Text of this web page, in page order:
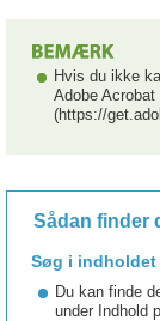
Hvis du ikke
Adobe
(https://
Sådan finder
Søg i indholdet
Du kan finde
under Indhold